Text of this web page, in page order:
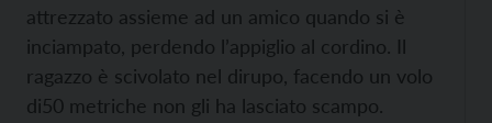
attrezzato assieme ad un amico quando si è
inciampato, perdendo l’appiglio al cordino. Il
ragazzo è scivolato nel dirupo, facendo un volo
di50 metriche non gli ha lasciato scampo.